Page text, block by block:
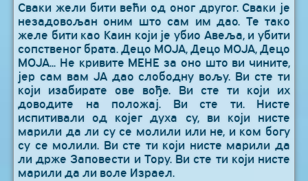
Сваки жели бити већи од оног другог. Сваки је
незадовољан оним што сам им дао. Те тако
желе бити као Каин који је убио Авеља, и убити
сопственог брата. Децо МОЈА, Децо МОЈА, Децо
МОЈА... Не кривите МЕНЕ за оно што ви чините,
јер сам вам ЈА дао слободну вољу. Ви сте ти
који изабирате ове вође. Ви сте ти који их
доводите на положај. Ви сте ти. Нисте
испитивали од којег духа су, ви који нисте
марили да ли су се молили или не, и ком богу
су се молили. Ви сте ти који нисте марили да
ли држе Заповести и Тору. Ви сте ти који нисте
марили да ли воле Израел.